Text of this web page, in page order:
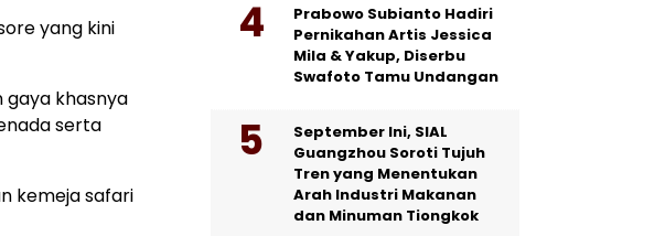
yang kini
gaya khasnya
serta
kemeja safari
Prabowo Subianto Hadiri
Pernikahan Artis Jessica
Mila & Yakup, Diserbu
Swafoto Tamu Undangan
September Ini, SIAL
Guangzhou Soroti Tujuh
Tren yang Menentukan
Arah Industri Makanan
dan Minuman Tiongkok